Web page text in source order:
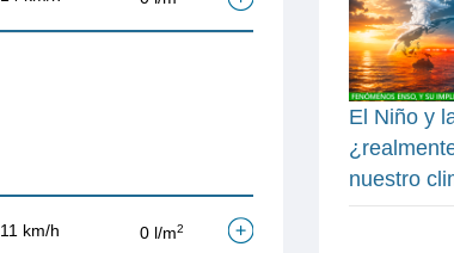
11 km/h 0 l/m2
El Niño y
nuestro